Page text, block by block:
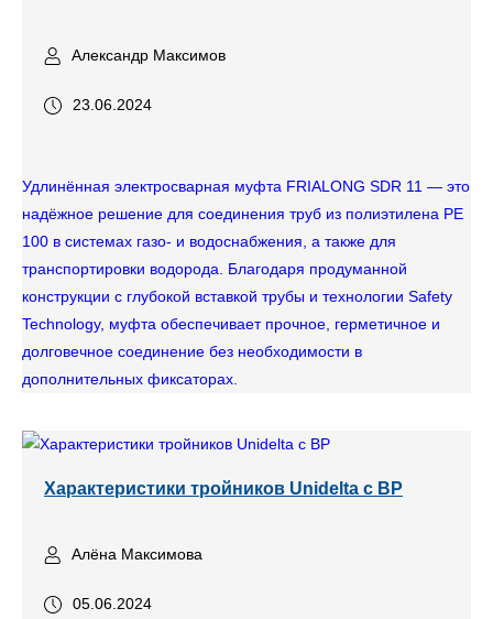
Александр Максимов
23.06.2024
Удлинённая электросварная муфта FRIALONG SDR 11 — это
надёжное решение для соединения труб из полиэтилена PE
100 в системах газо- и водоснабжения, а также для
транспортировки водорода. Благодаря продуманной
конструкции с глубокой вставкой трубы и технологии Safety
Technology, муфта обеспечивает прочное, герметичное и
долговечное соединение без необходимости в
дополнительных фиксаторах.
Характеристики тройников Unidelta с ВР
Алёна Максимова
05.06.2024